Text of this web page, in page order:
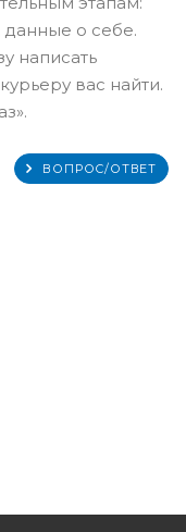
данные о себе.
написать
вас найти.
ВОПРОС/ОТВЕТ